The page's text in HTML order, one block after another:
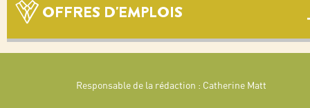
OFFRES D'EMPLOIS
Responsable de la rédaction : Catherine Matt